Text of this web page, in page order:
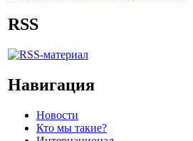
RSS
Навигация
Новости
Кто мы такие?